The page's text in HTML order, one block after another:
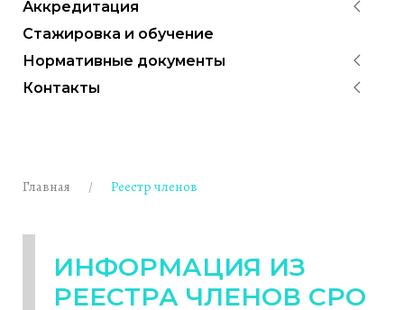
Аккредитация
Стажировка и обучение
Нормативные документы
Контакты
Главная Реестр членов
ИНФОРМАЦИЯ ИЗ
РЕЕСТРА ЧЛЕНОВ СРО